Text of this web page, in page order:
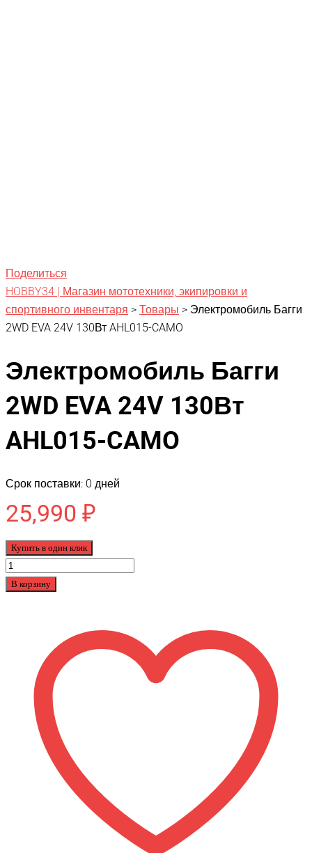
Поделиться
HOBBY34 | Магазин мототехники, экипировки и
спортивного инвентаря > Товары > Электромобиль Багги
2WD EVA 24V 130Вт AHL015-CAMO
Электромобиль Багги
2WD EVA 24V 130Вт
AHL015-CAMO
Срок поставки: 0 дней
25,990 ₽
Купить в один клик
Количество
товара
130Вт
AHL015-
В корзину